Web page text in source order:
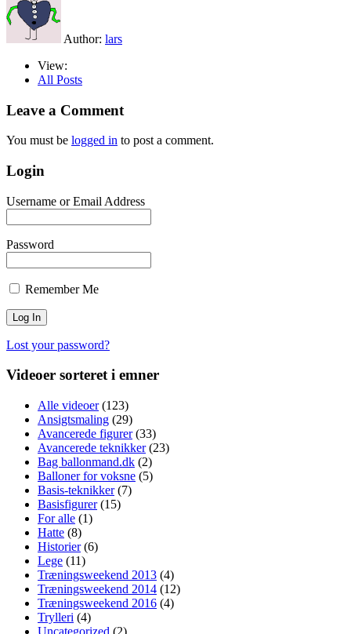
Author: lars
View:
All Posts
Leave a Comment
You must be logged in to post a comment.
Login
Username or Email Address
Password
Remember Me
Lost your password?
Videoer sorteret i emner
Alle videoer(123)
Ansigtsmaling (29)
Avancerede figurer(33)
Avancerede teknikker(23)
Bag ballonmand.dk (2)
Balloner for voksne (5)
Basis-teknikker(7)
Basisfigurer(15)
For alle (1)
Hatte (8)
Historier(6)
Lege (11)
Træningsweekend 2013 (4)
Træningsweekend 2014 (12)
Træningsweekend 2016 (4)
Trylleri (4)